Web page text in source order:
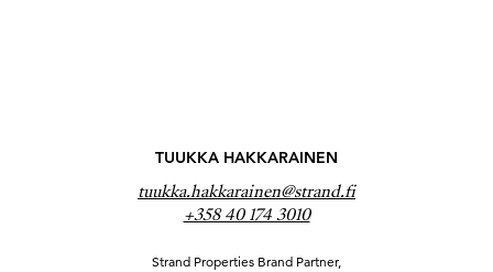
TUUKKA HAKKARAINEN
tuukka.hakkarainen@strand.fi
+358 40 174 3010
Strand Properties Brand Partner,